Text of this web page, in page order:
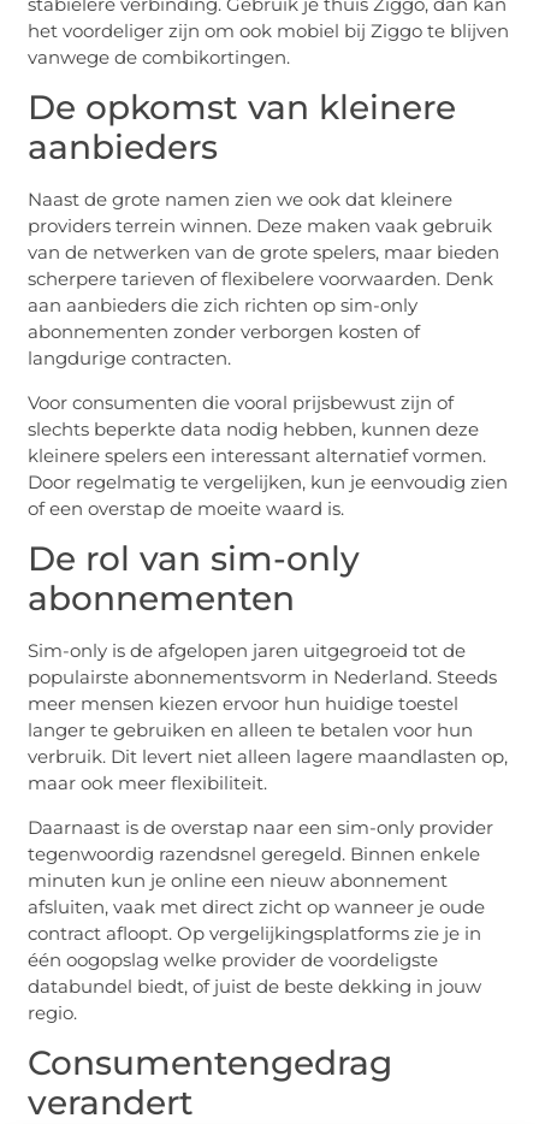
het voordeliger zijn om ook mobiel bij Ziggo te blijven
vanwege de combikortingen.
De opkomst van kleinere
aanbieders
Naast de grote namen zien we ook dat kleinere
providers terrein winnen. Deze maken vaak gebruik
van de netwerken van de grote spelers, maar bieden
scherpere tarieven of flexibelere voorwaarden. Denk
aan aanbieders die zich richten op sim-only
abonnementen zonder verborgen kosten of
langdurige contracten.
Voor consumenten die vooral prijsbewust zijn of
slechts beperkte data nodig hebben, kunnen deze
kleinere spelers een interessant alternatief vormen.
Door regelmatig te vergelijken, kun je eenvoudig zien
of een overstap de moeite waard is.
De rol van sim-only
abonnementen
Sim-only is de afgelopen jaren uitgegroeid tot de
populairste abonnementsvorm in Nederland. Steeds
meer mensen kiezen ervoor hun huidige toestel
langer te gebruiken en alleen te betalen voor hun
verbruik. Dit levert niet alleen lagere maandlasten op,
maar ook meer flexibiliteit.
Daarnaast is de overstap naar een sim-only provider
tegenwoordig razendsnel geregeld. Binnen enkele
minuten kun je online een nieuw abonnement
afsluiten, vaak met direct zicht op wanneer je oude
contract afloopt. Op vergelijkingsplatforms zie je in
één oogopslag welke provider de voordeligste
databundel biedt, of juist de beste dekking in jouw
regio.
Consumentengedrag
verandert